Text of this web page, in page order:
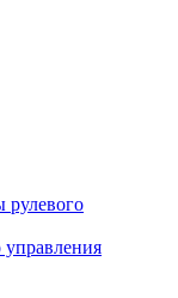
рулевого